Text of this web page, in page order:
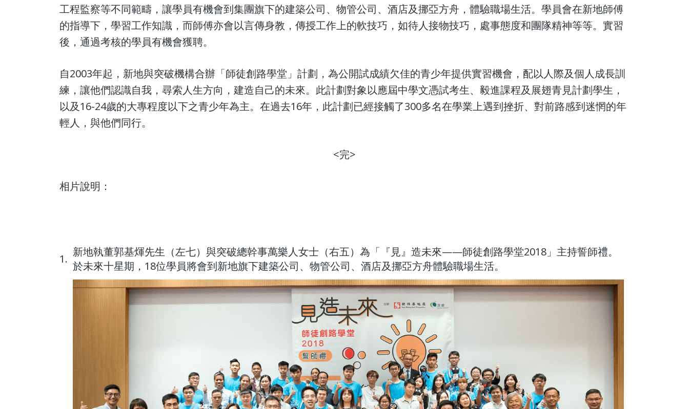
工程監察等不同範疇，讓學員有機會到集團旗下的建築公司、物管公司、酒店及挪亞方舟，體驗職場生活。學員會在新地師傅
的指導下，學習工作知識，而師傅亦會以言傳身教，傳授工作上的軟技巧，如待人接物技巧，處事態度和團隊精神等等。實習
後，通過考核的學員有機會獲聘。
自2003年起，新地與突破機構合辦「師徒創路學堂」計劃，為公開試成績欠佳的青少年提供實習機會，配以人際及個人成長訓
練，讓他們認識自我，尋索人生方向，建造自己的未來。此計劃對象以應屆中學文憑試考生、毅進課程及展翅青見計劃學生，
以及16-24歲的大專程度以下之青少年為主。在過去16年，此計劃已經接觸了300多名在學業上遇到挫折、對前路感到迷惘的年
輕人，與他們同行。
<完>
相片說明：
1.
新地執董郭基煇先生（左七）與突破總幹事萬樂人女士（右五）為「『見』造未來——師徒創路學堂2018」主持誓師禮。
於未來十星期，18位學員將會到新地旗下建築公司、物管公司、酒店及挪亞方舟體驗職場生活。